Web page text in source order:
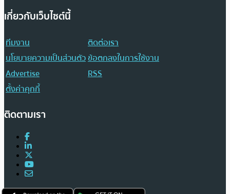
เกี่ยวกับเว็บไซต์นี้
ทีมงาน
ติดต่อเรา
นโยบายความเป็นส่วนตัวข้อตกลงในการใช้งาน
Advertise
RSS
ตั้งค่าคุกกี้
ติดตามเรา